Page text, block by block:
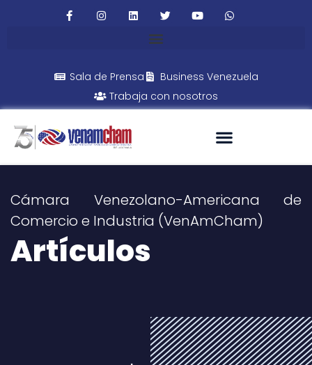
Sala de Prensa
Business Venezuela
Trabaja con nosotros
Cámara Venezolano-Americana de
Comercio e Industria (VenAmCham)
Artículos